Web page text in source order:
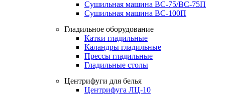
Сушильная машина ВС-75/ВС-75П
Сушильная машина ВС-100П
Гладильное оборудование
Катки гладильные
Каландры гладильные
Прессы гладильные
Гладильные столы
Центрифуги для белья
Центрифуга ЛЦ-10